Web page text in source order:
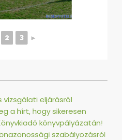
2 3 ►
eljárásról
a hírt, hogy sikeresen
könyvpályázatán!
szabályozásról